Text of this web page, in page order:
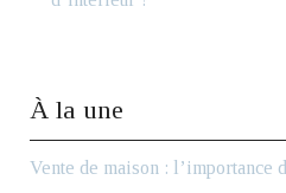
À la une
Vente de maison : l’importance